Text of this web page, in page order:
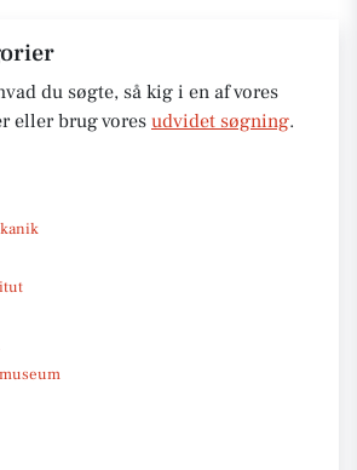
du søgte, så kig i en af vores
eller brug vores udvidet søgning.